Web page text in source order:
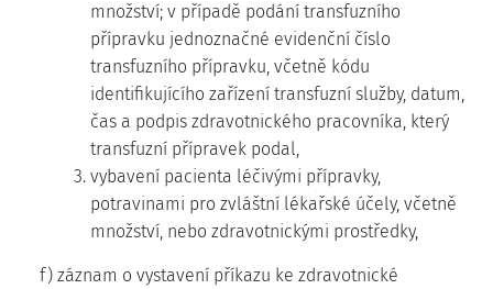
množství; v případě podání transfuzního
přípravku jednoznačné evidenční číslo
transfuzního přípravku, včetně kódu
identifikujícího zařízení transfuzní služby, datum,
čas a podpis zdravotnického pracovníka, který
transfuzní přípravek podal,
3. vybavení pacienta léčivými přípravky,
potravinami pro zvláštní lékařské účely, včetně
množství, nebo zdravotnickými prostředky,
f) záznam o vystavení příkazu ke zdravotnické